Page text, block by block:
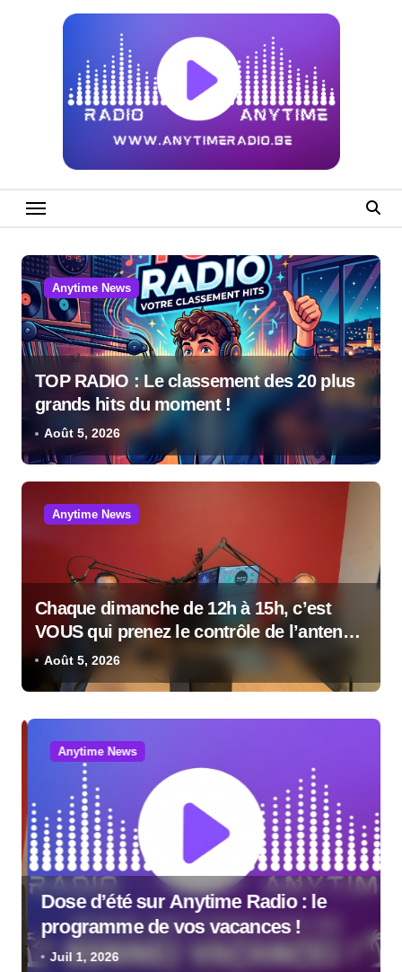
Anytime News
TOP RADIO : Le classement des 20 plus
grands hits du moment !
Août 5, 2026
Anytime News
Chaque dimanche de 12h à 15h, c’est
VOUS qui prenez le contrôle de l’antenne
! Août 5, 2026
Anytime News
Dose d’été sur Anytime Radio : le
programme de vos vacances !
Juil 1, 2026